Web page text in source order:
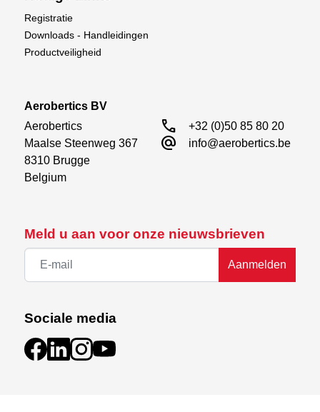
Meld u aan voor onze nieuwsbrieven
Aanmelden
Sociale media
Registratie
Downloads - Handleidingen
Productveiligheid
Aerobertics BV
Aerobertics
Maalse Steenweg 367
8310 Brugge
Belgium
call +32 (0)50 85 80 20
alternate_email info@aerobertics.be